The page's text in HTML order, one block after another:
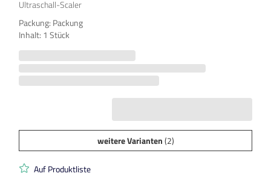
Ultraschall-Scaler
Packung: Packung
Inhalt: 1 Stück
weitere Varianten(2)
Auf Produktliste